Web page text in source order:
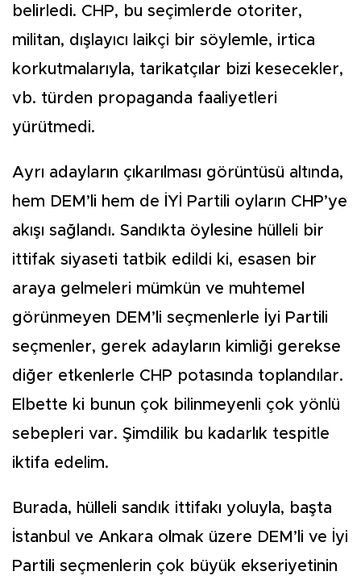
belirledi. CHP, bu seçimlerde otoriter,
militan, dışlayıcı laikçi bir söylemle, irtica
korkutmalarıyla, tarikatçılar bizi kesecekler,
vb. türden propaganda faaliyetleri
yürütmedi.
Ayrı adayların çıkarılması görüntüsü altında,
hem DEM’li hem de İYİ Partili oyların CHP’ye
akışı sağlandı. Sandıkta öylesine hülleli bir
ittifak siyaseti tatbik edildi ki, esasen bir
araya gelmeleri mümkün ve muhtemel
görünmeyen DEM’li seçmenlerle İyi Partili
seçmenler, gerek adayların kimliği gerekse
diğer etkenlerle CHP potasında toplandılar.
Elbette ki bunun çok bilinmeyenli çok yönlü
sebepleri var. Şimdilik bu kadarlık tespitle
iktifa edelim.
Burada, hülleli sandık ittifakı yoluyla, başta
İstanbul ve Ankara olmak üzere DEM’li ve İyi
Partili seçmenlerin çok büyük ekseriyetinin